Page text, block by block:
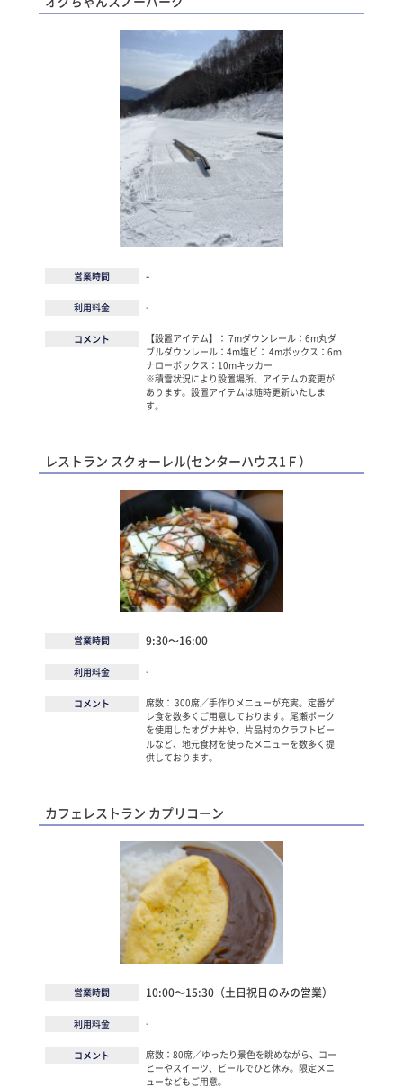
営業時間 -
利用料金 -
コメント
【設置アイテム】： 7mダウンレール：6m丸ダ
ブルダウンレール：4m塩ビ： 4mボックス：6ｍ
ナローボックス：10mキッカー
※積雪状況により設置場所、アイテムの変更が
あります。設置アイテムは随時更新いたしま
す。
レストラン スクォーレル(センターハウス1Ｆ）
営業時間 9:30～16:00
利用料金 -
コメント
席数： 300席／手作りメニューが充実。定番ゲ
レ食を数多くご用意しております。尾瀬ポーク
を使用したオグナ丼や、片品村のクラフトビー
ルなど、地元食材を使ったメニューを数多く提
供しております。
カフェレストラン カプリコーン
営業時間 10:00～15:30（土日祝日のみの営業）
利用料金 -
コメント
席数：80席／ゆったり景色を眺めながら、コー
ヒーやスイーツ、ビールでひと休み。限定メニ
ューなどもご用意。